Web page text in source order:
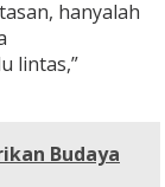
hanyalah
lintas,”
Budaya